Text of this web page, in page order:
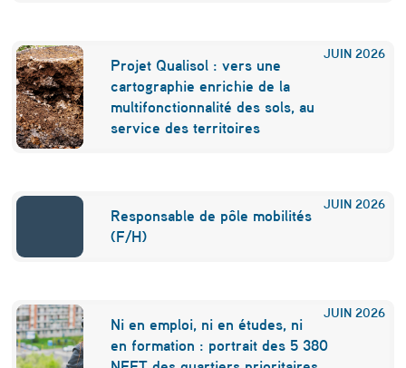
t
r
e
s
v
l
e
s
JUIN 2026
Projet Qualisol : vers une
cartographie enrichie de la
multifonctionnalité des sols, au
service des territoires
JUIN 2026
Responsable de pôle mobilités
(F/H)
JUIN 2026
Ni en emploi, ni en études, ni
en formation : portrait des 5 380